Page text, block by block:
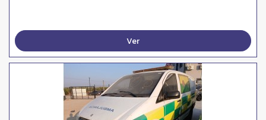
Ver